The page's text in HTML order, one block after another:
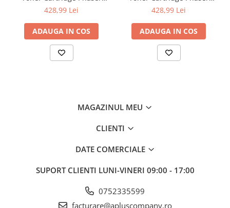
6510/WorkCentre 6515
428,99 Lei
ADAUGA IN COS
6510/WorkCentre 6515
428,99 Lei
ADAUGA IN COS
MAGAZINUL MEU
CLIENTI
DATE COMERCIALE
SUPORT CLIENTI LUNI-VINERI 09:00 - 17:00
0752335599
facturare@apluscompany.ro